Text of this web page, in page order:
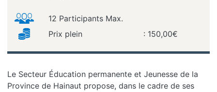
12 Participants Max.
Prix plein
: 150,00€
Le Secteur Éducation permanente et Jeunesse de la
Province de Hainaut propose, dans le cadre de ses